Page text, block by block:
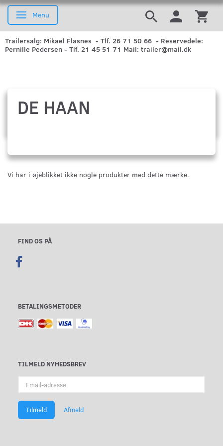
Skifte navigation
Menu
Trailersalg: Mikael Flasnes - Tlf. 26 71 50 66 - Reservedele:
Pernille Pedersen - Tlf. 21 45 51 71 Mail: trailer@mail.dk
DE HAAN
Vi har i øjeblikket ikke nogle produkter med dette mærke.
FIND OS PÅ
BETALINGSMETODER
TILMELD NYHEDSBREV
adresse
Tilmeld Afmeld